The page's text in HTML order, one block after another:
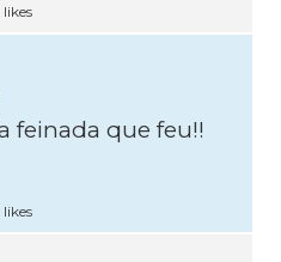
likes
feinada que feu!!
likes